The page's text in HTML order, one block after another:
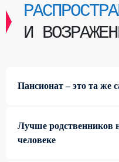
И
Пансионат – это та же
Лучше родственников
человеке